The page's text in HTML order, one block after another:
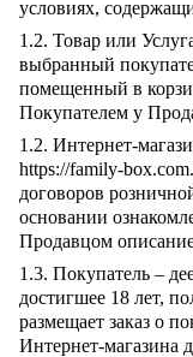
условиях,
1.2. Товар или
выбранный
помещенный в
Покупателем у
1.2. Интернет-
https://family-
договоров
основании
Продавцом
1.3. Покупатель –
достигшее 18 лет,
размещает заказ о
Интернет-магазина